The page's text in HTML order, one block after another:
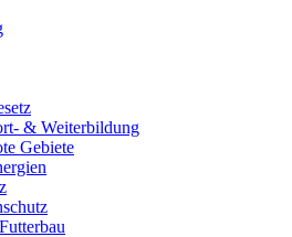
& Weiterbildung
Gebiete